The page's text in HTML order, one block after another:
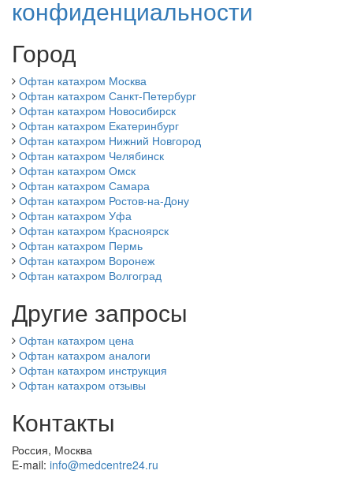
конфиденциальности
Город
Офтан катахром Москва
Офтан катахром Санкт-Петербург
Офтан катахром Новосибирск
Офтан катахром Екатеринбург
Офтан катахром Нижний Новгород
Офтан катахром Челябинск
Офтан катахром Омск
Офтан катахром Самара
Офтан катахром Ростов-на-Дону
Офтан катахром Уфа
Офтан катахром Красноярск
Офтан катахром Пермь
Офтан катахром Воронеж
Офтан катахром Волгоград
Другие запросы
Офтан катахром цена
Офтан катахром аналоги
Офтан катахром инструкция
Офтан катахром отзывы
Контакты
Россия, Москва
E-mail: info@medcentre24.ru